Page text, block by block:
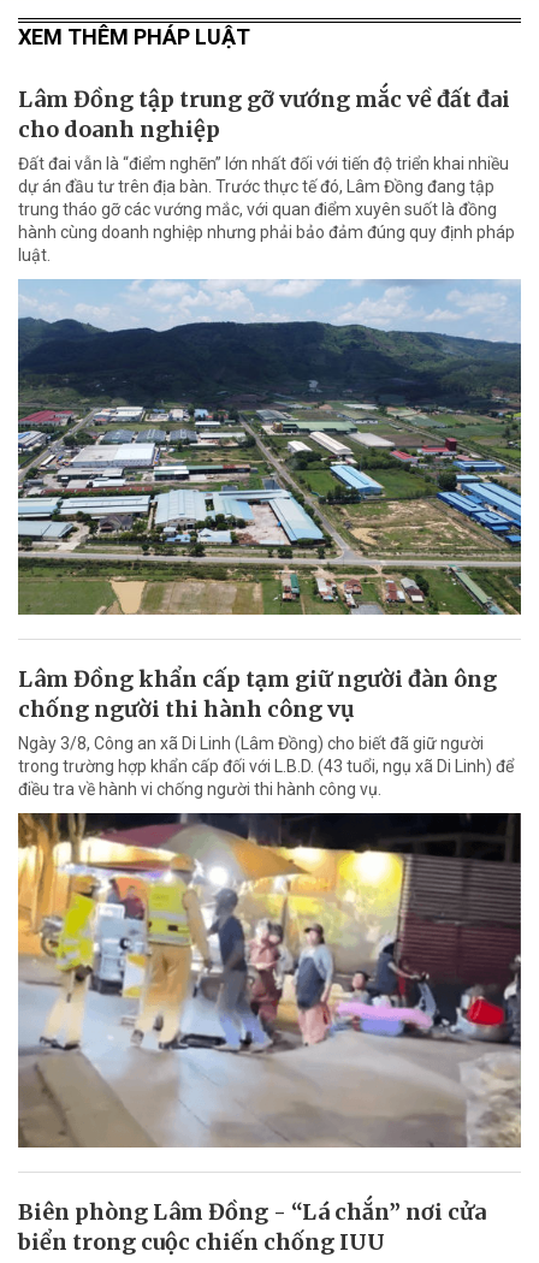
XEM THÊM PHÁP LUẬT
Lâm Đồng tập trung gỡ vướng mắc về đất đai
cho doanh nghiệp
Đất đai vẫn là “điểm nghẽn” lớn nhất đối với tiến độ triển khai nhiều
dự án đầu tư trên địa bàn. Trước thực tế đó, Lâm Đồng đang tập
trung tháo gỡ các vướng mắc, với quan điểm xuyên suốt là đồng
hành cùng doanh nghiệp nhưng phải bảo đảm đúng quy định pháp
luật.
Lâm Đồng khẩn cấp tạm giữ người đàn ông
chống người thi hành công vụ
Ngày 3/8, Công an xã Di Linh (Lâm Đồng) cho biết đã giữ người
trong trường hợp khẩn cấp đối với L.B.D. (43 tuổi, ngụ xã Di Linh) để
điều tra về hành vi chống người thi hành công vụ.
Biên phòng Lâm Đồng - “Lá chắn” nơi cửa
biển trong cuộc chiến chống IUU